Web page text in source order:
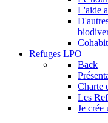
L'aide
Refuges LPO
Back
Charte
Les
Je crée